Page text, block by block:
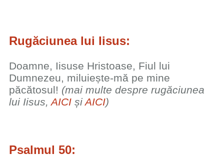
Rugăciunea lui Iisus:
Doamne, Iisuse Hristoase, Fiul lui
Dumnezeu, miluiește-mă pe mine
păcătosul! (mai multe despre rugăciunea
lui Iisus,AICI șiAICI)
Psalmul 50: